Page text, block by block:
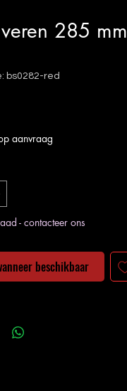
285 mm
bs0282-red
aanvraag
- contacteer ons
beschikbaar